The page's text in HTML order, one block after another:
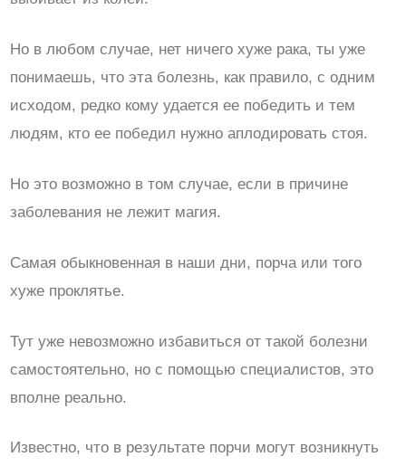
Но в любом случае, нет ничего хуже рака, ты уже
понимаешь, что эта болезнь, как правило, с одним
исходом, редко кому удается ее победить и тем
людям, кто ее победил нужно аплодировать стоя.
Но это возможно в том случае, если в причине
заболевания не лежит магия.
Самая обыкновенная в наши дни, порча или того
хуже проклятье.
Тут уже невозможно избавиться от такой болезни
самостоятельно, но с помощью специалистов, это
вполне реально.
Известно, что в результате порчи могут возникнуть